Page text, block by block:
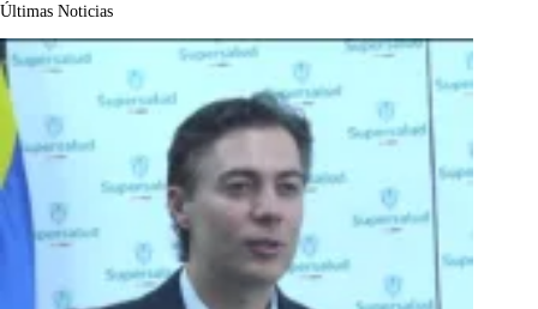
Últimas Noticias